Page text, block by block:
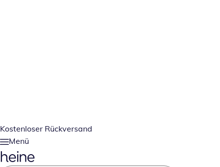
Kostenloser Rückversand
Menü